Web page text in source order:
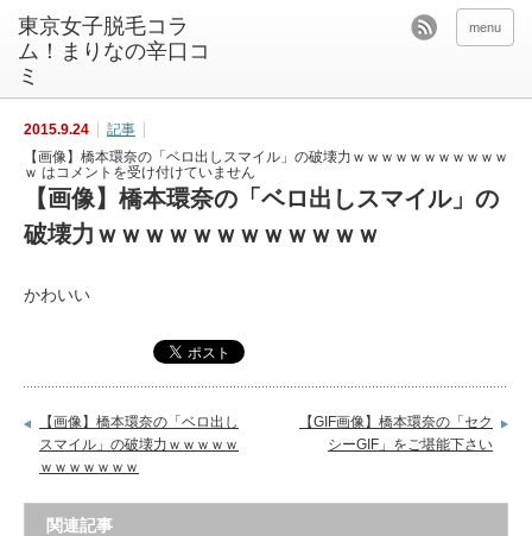
東京女子脱毛コラ
ム！まりなの辛口コ
ミ
menu
2015.9.24
記事
【画像】橋本環奈の「ベロ出しスマイル」の破壊力ｗｗｗｗｗｗｗｗｗｗｗ
ｗ はコメントを受け付けていません
【画像】橋本環奈の「ベロ出しスマイル」の
破壊力ｗｗｗｗｗｗｗｗｗｗｗｗ
かわいい
【画像】橋本環奈の「ベロ出し
スマイル」の破壊力ｗｗｗｗｗ
ｗｗｗｗｗｗｗ
【GIF画像】橋本環奈の「セク
シーGIF」をご堪能下さい
関連記事